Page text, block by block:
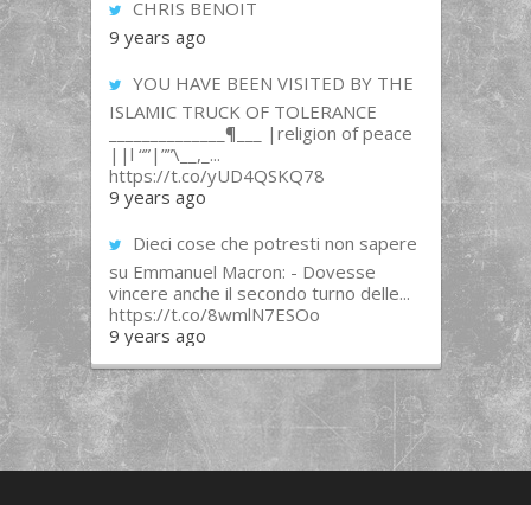
CHRIS BENOIT
9 years ago
YOU HAVE BEEN VISITED BY THE
ISLAMIC TRUCK OF TOLERANCE
______________¶___ |religion of peace
||l “”|””\__,_...
https://t.co/yUD4QSKQ78
9 years ago
Dieci cose che potresti non sapere
su Emmanuel Macron: - Dovesse
vincere anche il secondo turno delle...
https://t.co/8wmlN7ESOo
9 years ago